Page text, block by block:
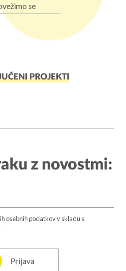
se
PROJEKTI
z novostmi:
osebnih podatkov v skladu s
Prijava